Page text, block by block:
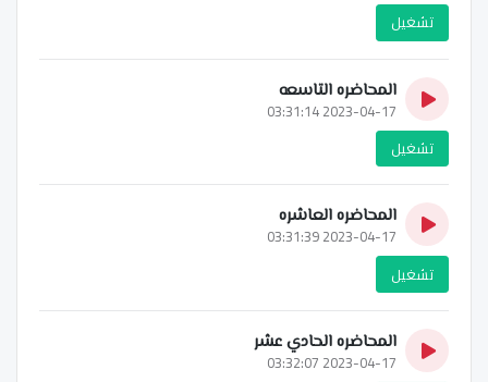
تشغيل
المحاضره التاسعه
2023-04-17 03:31:14
تشغيل
المحاضره العاشره
2023-04-17 03:31:39
تشغيل
المحاضره الحادي عشر
2023-04-17 03:32:07